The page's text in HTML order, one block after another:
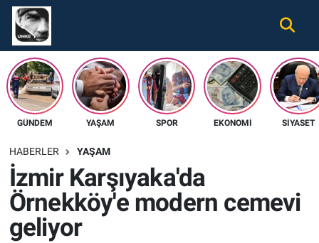
GÜNDEM YAŞAM SPOR EKONOMI SIYASET
HABERLER YAŞAM
İzmir Karşıyaka'da
Örnekköy'e modern cemevi
geliyor
Gündem
Ekonomi
Spor
Tüm Haberler
İletişim
Nöbetçi Eczaneler
Hava Durumu
Namaz Vakitleri
Süper Lig Puan Durumu ve Fikstür
Tüm Manşetler